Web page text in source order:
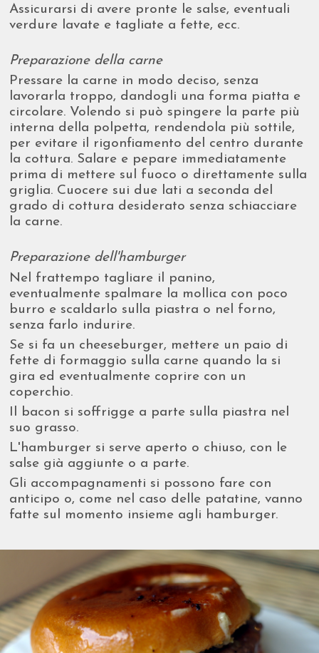
Assicurarsi di avere pronte le salse, eventuali
verdure lavate e tagliate a fette, ecc.
Preparazione della carne
Pressare la carne in modo deciso, senza
lavorarla troppo, dandogli una forma piatta e
circolare. Volendo si può spingere la parte più
interna della polpetta, rendendola più sottile,
per evitare il rigonfiamento del centro durante
la cottura. Salare e pepare immediatamente
prima di mettere sul fuoco o direttamente sulla
griglia. Cuocere sui due lati a seconda del
grado di cottura desiderato senza schiacciare
la carne.
Preparazione dell'hamburger
Nel frattempo tagliare il panino,
eventualmente spalmare la mollica con poco
burro e scaldarlo sulla piastra o nel forno,
senza farlo indurire.
Se si fa un cheeseburger, mettere un paio di
fette di formaggio sulla carne quando la si
gira ed eventualmente coprire con un
coperchio.
Il bacon si soffrigge a parte sulla piastra nel
suo grasso.
L'hamburger si serve aperto o chiuso, con le
salse già aggiunte o a parte.
Gli accompagnamenti si possono fare con
anticipo o, come nel caso delle patatine, vanno
fatte sul momento insieme agli hamburger.